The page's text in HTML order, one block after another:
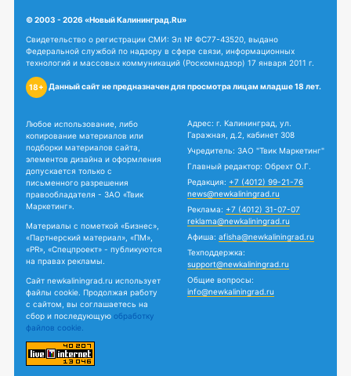
© 2003 - 2026 «Новый Калининград.Ru»
Свидетельство о регистрации СМИ: Эл № ФС77-43520, выдано
Федеральной службой по надзору в сфере связи, информационных
технологий и массовых коммуникаций (Роскомнадзор) 17 января 2011 г.
18+ Данный сайт не предназначен для просмотра лицам младше 18 лет.
Любое использование, либо
копирование материалов или
подборки материалов сайта,
элементов дизайна и оформления
допускается только с
письменного разрешения
правообладателя - ЗАО «Твик
Маркетинг».
Материалы с пометкой «Бизнес»,
«Партнерский материал», «ПМ»,
«PR», «Спецпроект» - публикуются
на правах рекламы.
Сайт newkaliningrad.ru использует
файлы cookie. Продолжая работу
с сайтом, вы соглашаетесь на
сбор и последующую обработку
файлов cookie.
Адрес: г. Калининград, ул.
Гаражная, д.2, кабинет 308
Учредитель: ЗАО "Твик Маркетинг"
Главный редактор: Обрехт О.Г.
Редакция: +7 (4012) 99-21-76
news@newkaliningrad.ru
Реклама: +7 (4012) 31-07-07
reklama@newkaliningrad.ru
Афиша: afisha@newkaliningrad.ru
Техподдержка:
support@newkaliningrad.ru
Общие вопросы:
info@newkaliningrad.ru